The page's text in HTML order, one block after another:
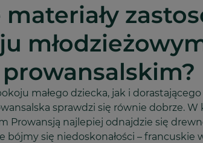
materiały
małego dziecka, jak i
sprawdzi się równie dobrze. W
Prowansją najlepiej odnajdzie się
bójmy się niedoskonałości – francuskie